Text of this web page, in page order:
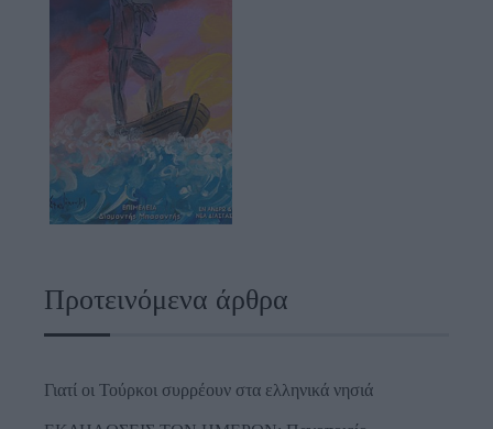
Προτεινόμενα άρθρα
Γιατί οι Τούρκοι συρρέουν στα ελληνικά νησιά